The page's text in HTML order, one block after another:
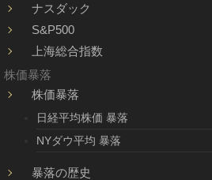
ナスダック
S&P500
上海総合指数
株価暴落
株価暴落
日経平均株価 暴落
NYダウ平均 暴落
暴落の歴史